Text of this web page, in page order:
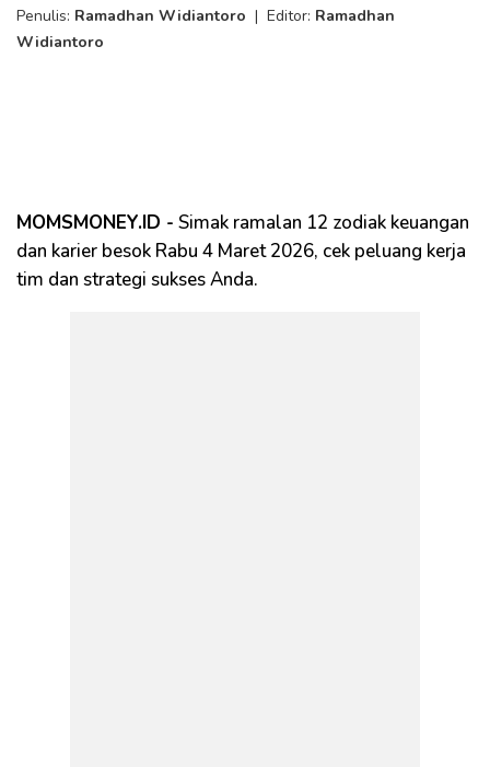
Penulis: Ramadhan Widiantoro | Editor: Ramadhan
Widiantoro
MOMSMONEY.ID - Simak ramalan 12 zodiak keuangan
dan karier besok Rabu 4 Maret 2026, cek peluang kerja
tim dan strategi sukses Anda.